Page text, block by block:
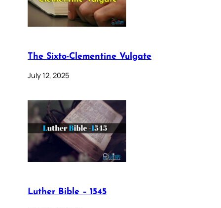
The Sixto-Clementine Vulgate
July 12, 2025
Luther Bible – 1545